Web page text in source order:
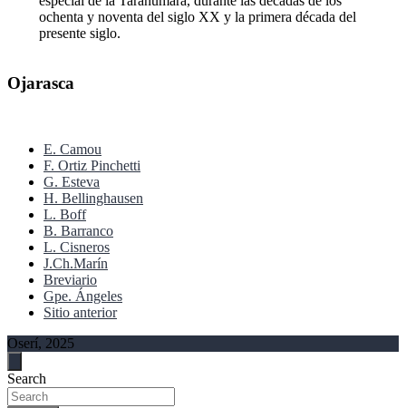
ochenta y noventa del siglo XX y la primera década del
presente siglo.
Ojarasca
E. Camou
F. Ortiz Pinchetti
G. Esteva
H. Bellinghausen
L. Boff
B. Barranco
L. Cisneros
J.Ch.Marín
Breviario
Gpe. Ángeles
Sitio anterior
Oserí, 2025
Search